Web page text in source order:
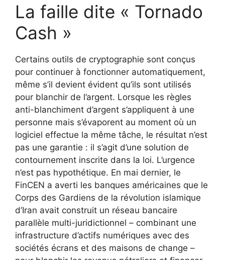
La faille dite « Tornado
Cash »
Certains outils de cryptographie sont conçus
pour continuer à fonctionner automatiquement,
même s’il devient évident qu’ils sont utilisés
pour blanchir de l’argent. Lorsque les règles
anti-blanchiment d’argent s’appliquent à une
personne mais s’évaporent au moment où un
logiciel effectue la même tâche, le résultat n’est
pas une garantie : il s’agit d’une solution de
contournement inscrite dans la loi. L’urgence
n’est pas hypothétique. En mai dernier, le
FinCEN a averti les banques américaines que le
Corps des Gardiens de la révolution islamique
d’Iran avait construit un réseau bancaire
parallèle multi-juridictionnel – combinant une
infrastructure d’actifs numériques avec des
sociétés écrans et des maisons de change –